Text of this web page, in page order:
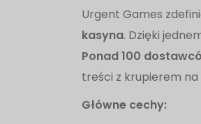
Urgent Games
kasyna. Dzięki
Ponad 100
treści z krupierem na
Główne cechy: